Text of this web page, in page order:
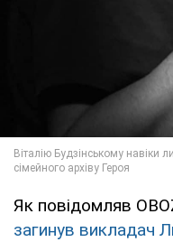
Як повідомляв
загинув викладач